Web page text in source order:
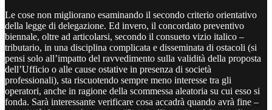
Le cose non migliorano esaminando il secondo criterio orientativo
della legge di delegazione. Ed invero, il concordato preventivo
biennale, oltre ad articolarsi, secondo il consueto vizio italico –
tributario, in una disciplina complicata e disseminata di ostacoli (si
pensi solo all’impatto del ravvedimento sulla validità della proposta
dell’Ufficio o alle cause ostative in presenza di società
professionali), sta riscuotendo sempre meno interesse tra gli
operatori, anche in ragione della scommessa aleatoria su cui esso si
fonda. Sarà interessante verificare cosa accadrà quando avrà fine –